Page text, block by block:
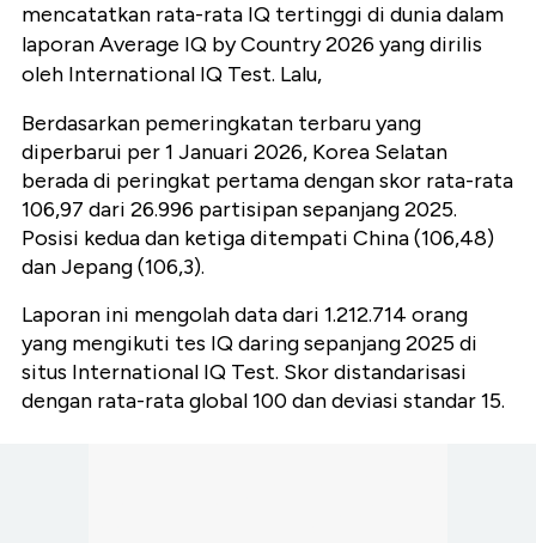
mencatatkan rata-rata IQ tertinggi di dunia dalam
laporan Average IQ by Country 2026 yang dirilis
oleh International IQ Test. Lalu,
Berdasarkan pemeringkatan terbaru yang
diperbarui per 1 Januari 2026, Korea Selatan
berada di peringkat pertama dengan skor rata-rata
106,97 dari 26.996 partisipan sepanjang 2025.
Posisi kedua dan ketiga ditempati China (106,48)
dan Jepang (106,3).
Laporan ini mengolah data dari 1.212.714 orang
yang mengikuti tes IQ daring sepanjang 2025 di
situs International IQ Test. Skor distandarisasi
dengan rata-rata global 100 dan deviasi standar 15.